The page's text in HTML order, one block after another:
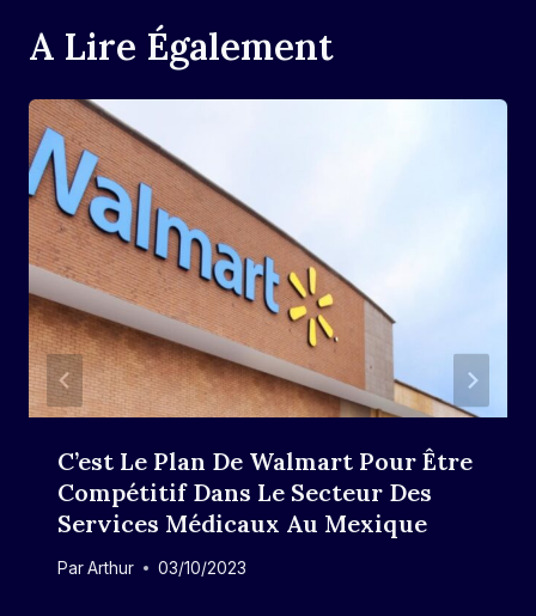
A Lire Également
C’est Le Plan De Walmart Pour Être
Compétitif Dans Le Secteur Des
Services Médicaux Au Mexique
ParArthur 03/10/2023